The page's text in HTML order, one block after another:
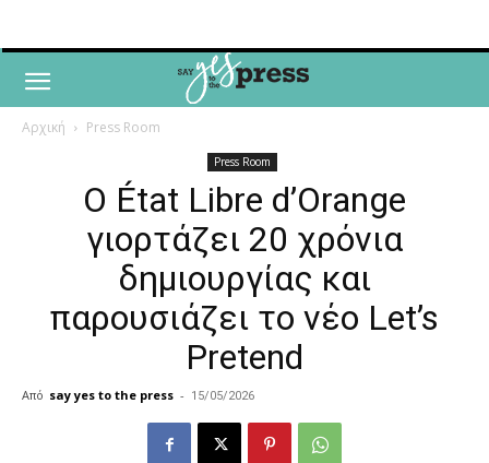
Αρχική Press Room
Press Room
Ο État Libre d’Orange
γιορτάζει 20 χρόνια
δημιουργίας και
παρουσιάζει το νέο Let’s
Pretend
Από say yes to the press - 15/05/2026